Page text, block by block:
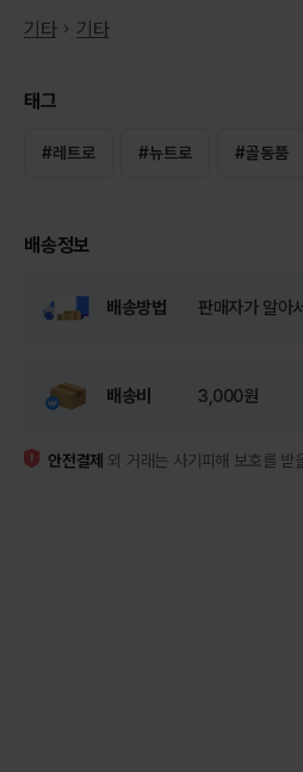
기타
기타
태그
#레트로 #뉴트로 #골동품
배송정보
배송방법 판매자가 알아
배송비 3,000원
안전결제 외 거래는 사기피해 보호를 받